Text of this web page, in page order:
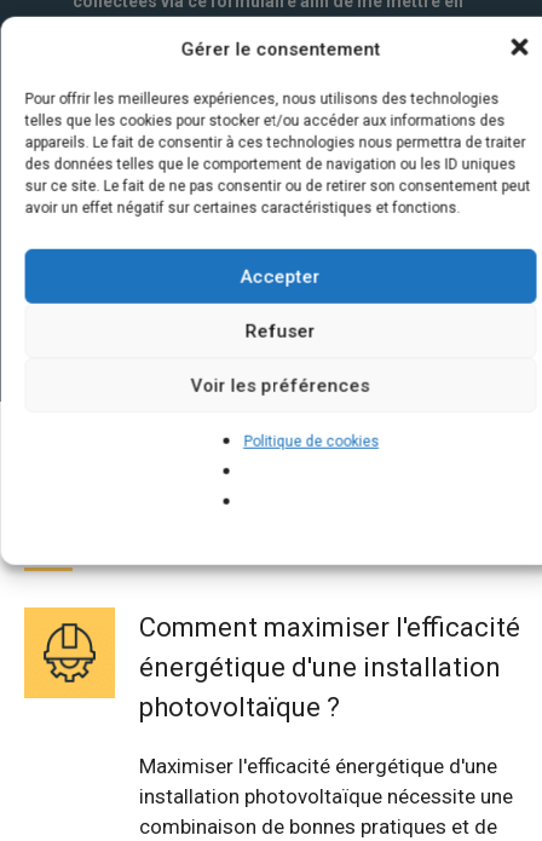
Gérer le consentement
Pour offrir les meilleures expériences, nous utilisons des technologies
telles que les cookies pour stocker et/ou accéder aux informations des
appareils. Le fait de consentir à ces technologies nous permettra de traiter
des données telles que le comportement de navigation ou les ID uniques
sur ce site. Le fait de ne pas consentir ou de retirer son consentement peut
avoir un effet négatif sur certaines caractéristiques et fonctions.
Accepter
Refuser
Voir les préférences
Politique de cookies
un an par la société Marketizi SAS et destinées au
Quelques infos sur nos centrales
Comment maximiser l'efficacité
énergétique d'une installation
photovoltaïque ?
Maximiser l'efficacité énergétique d'une
installation photovoltaïque nécessite une
combinaison de bonnes pratiques et de